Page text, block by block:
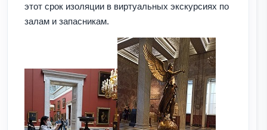
этот срок изоляции в виртуальных экскурсиях по
залам и запасникам.